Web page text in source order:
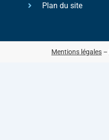
Plan du site
Mentions légales –